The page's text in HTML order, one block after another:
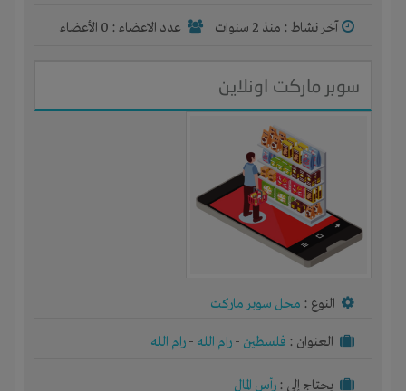
آخر نشاط : منذ 2 سنوات عدد الاعضاء : 0 الأعضاء
سوبر ماركت اونلاين
النوع : محل سوبر ماركت
العنوان : فلسطين - رام الله - رام الله
يحتاج إلي : رأس المال